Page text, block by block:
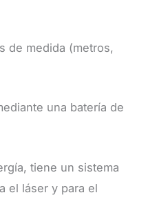
de medida (metros,
una batería de
tiene un sistema
el láser y para el